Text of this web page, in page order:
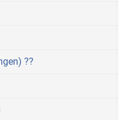
??